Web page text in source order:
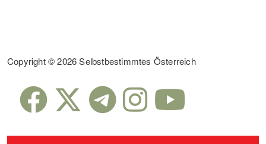
Copyright © 2026 Selbstbestimmtes Österreich